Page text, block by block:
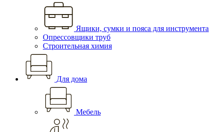
Ящики, сумки и пояса для инструмента
Опрессовщики труб
Строительная химия
Для дома
Мебель